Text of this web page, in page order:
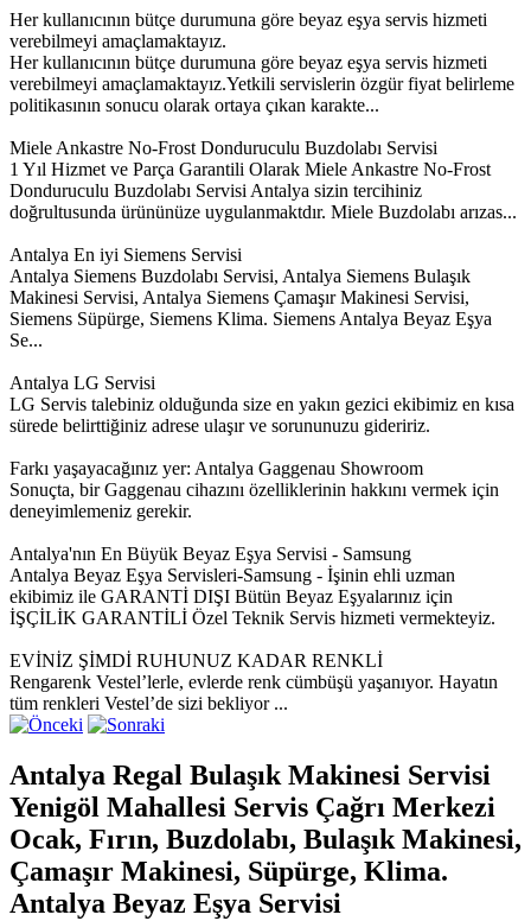
Her kullanıcının bütçe durumuna göre beyaz eşya servis hizmeti
verebilmeyi amaçlamaktayız.
Her kullanıcının bütçe durumuna göre beyaz eşya servis hizmeti
verebilmeyi amaçlamaktayız.Yetkili servislerin özgür fiyat belirleme
politikasının sonucu olarak ortaya çıkan karakte...
Miele Ankastre No-Frost Donduruculu Buzdolabı Servisi
1 Yıl Hizmet ve Parça Garantili Olarak Miele Ankastre No-Frost
Donduruculu Buzdolabı Servisi Antalya sizin tercihiniz
doğrultusunda ürününüze uygulanmaktdır. Miele Buzdolabı arızas...
Antalya En iyi Siemens Servisi
Antalya Siemens Buzdolabı Servisi, Antalya Siemens Bulaşık
Makinesi Servisi, Antalya Siemens Çamaşır Makinesi Servisi,
Siemens Süpürge, Siemens Klima. Siemens Antalya Beyaz Eşya
Se...
Antalya LG Servisi
LG Servis talebiniz olduğunda size en yakın gezici ekibimiz en kısa
sürede belirttiğiniz adrese ulaşır ve sorununuzu gideririz.
Farkı yaşayacağınız yer: Antalya Gaggenau Showroom
Sonuçta, bir Gaggenau cihazını özelliklerinin hakkını vermek için
deneyimlemeniz gerekir.
Antalya'nın En Büyük Beyaz Eşya Servisi - Samsung
Antalya Beyaz Eşya Servisleri-Samsung - İşinin ehli uzman
ekibimiz ile GARANTİ DIŞI Bütün Beyaz Eşyalarınız için
İŞÇİLİK GARANTİLİ Özel Teknik Servis hizmeti vermekteyiz.
EVİNİZ ŞİMDİ RUHUNUZ KADAR RENKLİ
Rengarenk Vestel’lerle, evlerde renk cümbüşü yaşanıyor. Hayatın
tüm renkleri Vestel’de sizi bekliyor ...
Antalya Regal Bulaşık Makinesi Servisi
Yenigöl Mahallesi Servis Çağrı Merkezi
Ocak, Fırın, Buzdolabı, Bulaşık Makinesi,
Çamaşır Makinesi, Süpürge, Klima.
Antalya Beyaz Eşya Servisi